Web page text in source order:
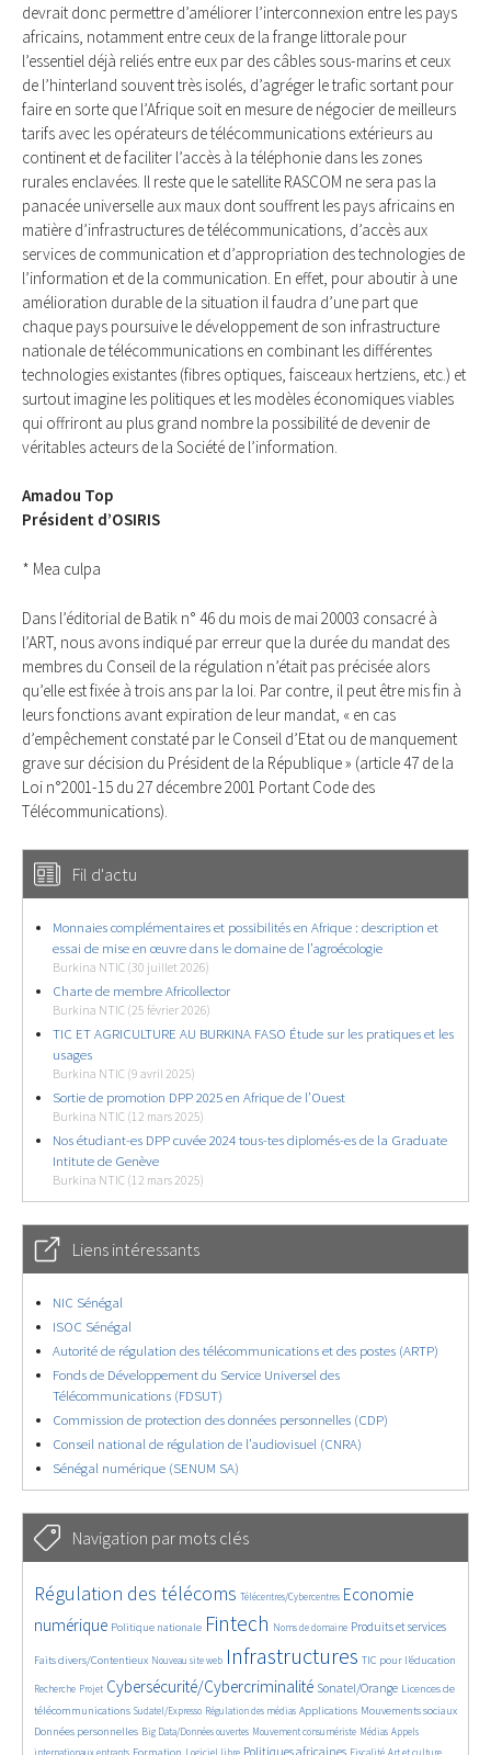
devrait donc permettre d’améliorer l’interconnexion entre les pays
africains, notamment entre ceux de la frange littorale pour
l’essentiel déjà reliés entre eux par des câbles sous-marins et ceux
de l’hinterland souvent très isolés, d’agréger le trafic sortant pour
faire en sorte que l’Afrique soit en mesure de négocier de meilleurs
tarifs avec les opérateurs de télécommunications extérieurs au
continent et de faciliter l’accès à la téléphonie dans les zones
rurales enclavées. Il reste que le satellite RASCOM ne sera pas la
panacée universelle aux maux dont souffrent les pays africains en
matière d’infrastructures de télécommunications, d’accès aux
services de communication et d’appropriation des technologies de
l’information et de la communication. En effet, pour aboutir à une
amélioration durable de la situation il faudra d’une part que
chaque pays poursuive le développement de son infrastructure
nationale de télécommunications en combinant les différentes
technologies existantes (fibres optiques, faisceaux hertziens, etc.) et
surtout imagine les politiques et les modèles économiques viables
qui offriront au plus grand nombre la possibilité de devenir de
véritables acteurs de la Société de l’information.
Amadou Top
Président d’OSIRIS
* Mea culpa
Dans l’éditorial de Batik n° 46 du mois de mai 20003 consacré à
l’ART, nous avons indiqué par erreur que la durée du mandat des
membres du Conseil de la régulation n’était pas précisée alors
qu’elle est fixée à trois ans par la loi. Par contre, il peut être mis fin à
leurs fonctions avant expiration de leur mandat, « en cas
d’empêchement constaté par le Conseil d’Etat ou de manquement
grave sur décision du Président de la République » (article 47 de la
Loi n°2001-15 du 27 décembre 2001 Portant Code des
Télécommunications).
Fil d'actu
Monnaies complémentaires et possibilités en Afrique : description et
essai de mise en œuvre dans le domaine de l’agroécologie
Burkina NTIC (30 juillet 2026)
Charte de membre Africollector
Burkina NTIC (25 février 2026)
TIC ET AGRICULTURE AU BURKINA FASO Étude sur les pratiques et les
usages
Burkina NTIC (9 avril 2025)
Sortie de promotion DPP 2025 en Afrique de l’Ouest
Burkina NTIC (12 mars 2025)
Nos étudiant-es DPP cuvée 2024 tous-tes diplomés-es de la Graduate
Intitute de Genève
Burkina NTIC (12 mars 2025)
Liens intéressants
NIC Sénégal
ISOC Sénégal
Autorité de régulation des télécommunications et des postes (ARTP)
Fonds de Développement du Service Universel des
Télécommunications (FDSUT)
Commission de protection des données personnelles (CDP)
Conseil national de régulation de l’audiovisuel (CNRA)
Sénégal numérique (SENUM SA)
Navigation par mots clés
4555/5583
Régulation des télécoms
348/5583 Télécentres/Cybercentres
3575/5583
Economie
numérique
1836/5583 Politique nationale
5164/5583 Fintech
576/5583 Noms de domaine
2162/5583 Produits et services
1526/5583
Faits divers/Contentieux Nouveau site web Infrastructures TIC pour l’éducation
Recherche
242/5583Projet
3700/5583 Cybersécurité/Cybercriminalité
2129/5583 Sonatel/Orange
1594/5583
Licences de
télécommunications
282/5583 Sudatel/Expresso
1014/5583 Régulation des médias
1496/5583 Applications
1214/5583 Mouvements sociaux
1640/5583
Données personnelles
142/5583 Big Data/Données ouvertes
597/5583 Mouvement consumériste
361/5583 Médias
644/5583
Appels
internationaux entrants
1680/5583 Formation
94/5583 Logiciel libre
2481/5583 Politiques africaines
1048/5583 Fiscalité
170/5583 Art et culture
581/5583